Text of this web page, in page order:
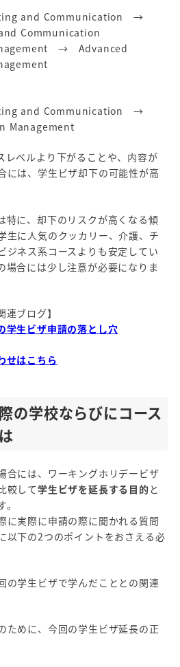
and Communication →
Communication
→ Advanced
and Communication →
Management
レベルより下がることや、内容が
には、学生ビザ却下の可能性が高
特に、却下のリスクが高くなる傾
生に人気のクッカリー、介護、チ
ジネス系コースよりも安定してい
場合には少し注意が必要になりま
連ブログ】
学生ビザ申請の落とし穴
せはこちら
の学校ならびにコース
合には、ワーキングホリデービザ
較して学生ビザを延長する目的 と
に実際に申請の際に聞かれる質問
以下の2つのポイントをおさえる必
の学生ビザで学んだこととの関連
ために、今回の学生ビザ延長の正